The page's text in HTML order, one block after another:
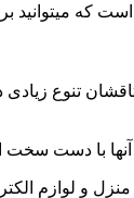
که
تنوع
با دست
و لوازم